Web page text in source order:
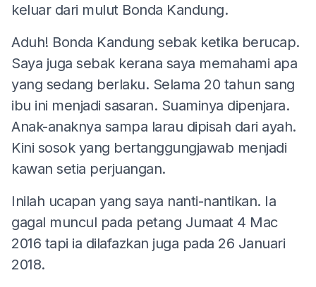
keluar dari mulut Bonda Kandung.
Aduh! Bonda Kandung sebak ketika berucap.
Saya juga sebak kerana saya memahami apa
yang sedang berlaku. Selama 20 tahun sang
ibu ini menjadi sasaran. Suaminya dipenjara.
Anak-anaknya sampa larau dipisah dari ayah.
Kini sosok yang bertanggungjawab menjadi
kawan setia perjuangan.
Inilah ucapan yang saya nanti-nantikan. Ia
gagal muncul pada petang Jumaat 4 Mac
2016 tapi ia dilafazkan juga pada 26 Januari
2018.